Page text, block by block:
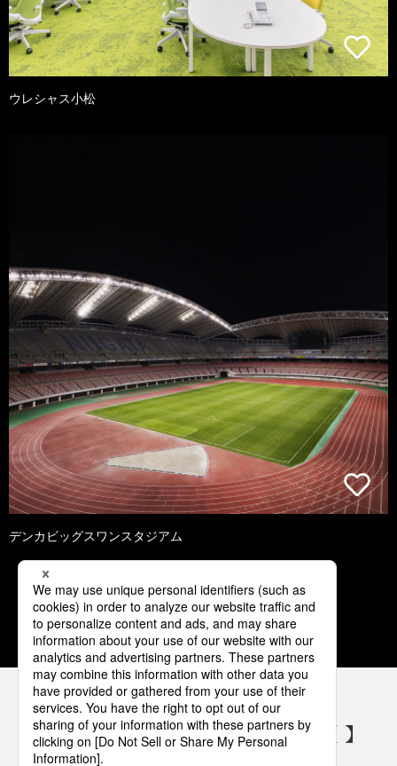
ウレシャス小松
デンカビッグスワンスタジアム
1 2 3 4 5
パナソニックの電気設備 SNSアカウント